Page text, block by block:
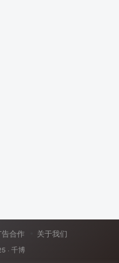
告合作 关于我们
· 千博